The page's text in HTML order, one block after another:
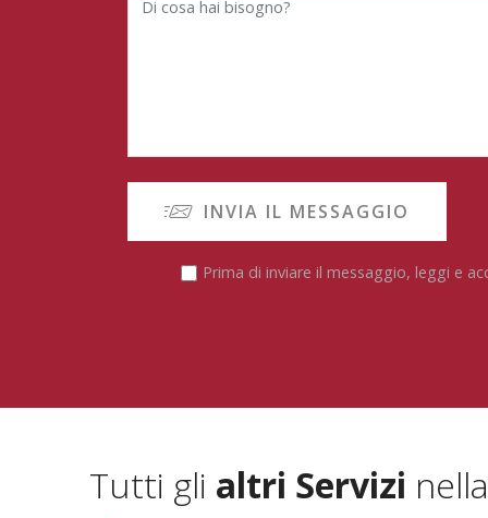
INVIA IL MESSAGGIO
Prima di inviare il messaggio, leggi e
Tutti gli altri Servizi